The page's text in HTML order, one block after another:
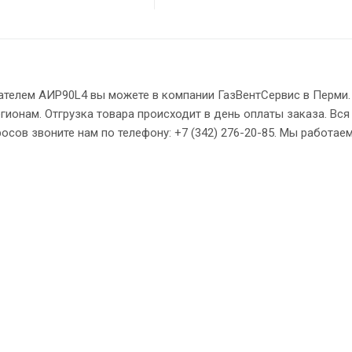
АИР90L4 вы можете в компании ГазВентСервис в
Отгрузка товара происходит в день оплаты заказа.
звоните нам по телефону: +7 (342) 276-20-85. Мы